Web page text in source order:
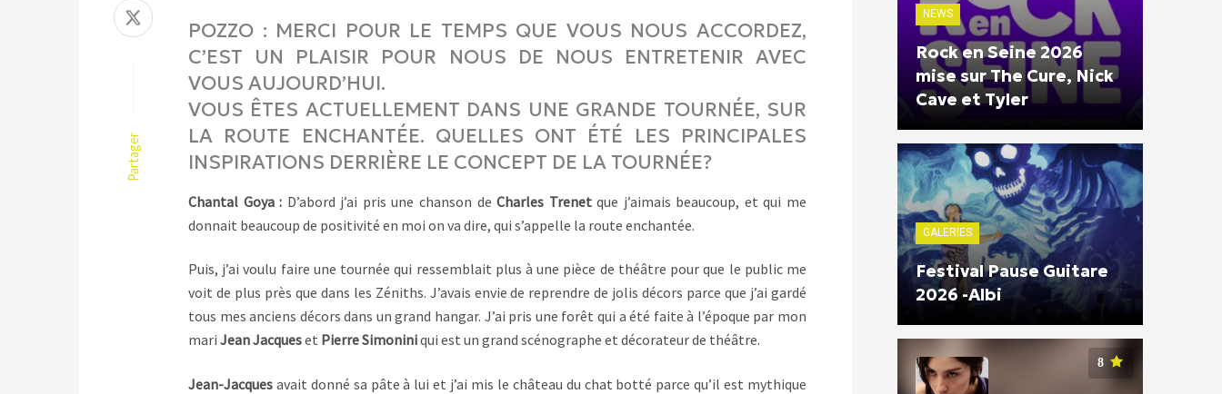
Partager
POZZO : MERCI POUR LE TEMPS QUE VOUS NOUS ACCORDEZ,
C’EST UN PLAISIR POUR NOUS DE NOUS ENTRETENIR AVEC
VOUS AUJOURD’HUI.
VOUS ÊTES ACTUELLEMENT DANS UNE GRANDE TOURNÉE, SUR
LA ROUTE ENCHANTÉE. QUELLES ONT ÉTÉ LES PRINCIPALES
INSPIRATIONS DERRIÈRE LE CONCEPT DE LA TOURNÉE?
Chantal Goya : D’abord j’ai pris une chanson deCharles Trenetque j’aimais beaucoup, et qui me
donnait beaucoup de positivité en moi on va dire, qui s’appelle la route enchantée.
Puis, j’ai voulu faire une tournée qui ressemblait plus à une pièce de théâtre pour que le public me
voit de plus près que dans les Zéniths. J’avais envie de reprendre de jolis décors parce que j’ai gardé
tous mes anciens décors dans un grand hangar. J’ai pris une forêt qui a été faite à l’époque par mon
mari Jean Jacqueset Pierre Simoniniqui est un grand scénographe et décorateur de théâtre.
Jean-Jacques avait donné sa pâte à lui et j’ai mis le château du chat botté parce qu’il est mythique
NEWS
Rock en Seine 2026
mise sur The Cure, Nick
Cave et Tyler
GALERIES
Festival Pause Guitare
2026 -Albi
8